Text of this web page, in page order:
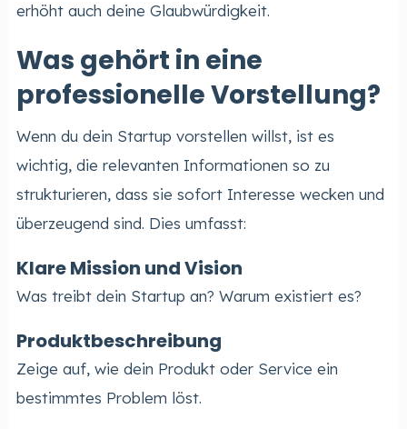
erhöht auch deine Glaubwürdigkeit.
Was gehört in eine
professionelle Vorstellung?
Wenn du dein Startup vorstellen willst, ist es
wichtig, die relevanten Informationen so zu
strukturieren, dass sie sofort Interesse wecken und
überzeugend sind. Dies umfasst:
Klare Mission und Vision
Was treibt dein Startup an? Warum existiert es?
Produktbeschreibung
Zeige auf, wie dein Produkt oder Service ein
bestimmtes Problem löst.